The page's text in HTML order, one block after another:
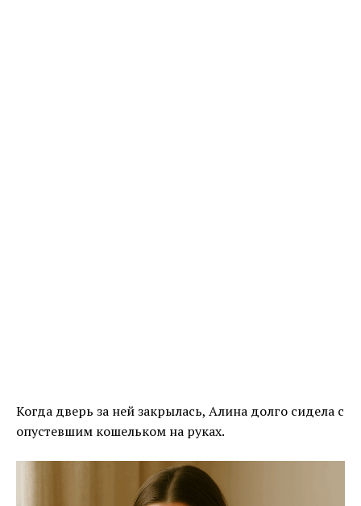
Когда дверь за ней закрылась, Алина долго сидела с
опустевшим кошельком на руках.